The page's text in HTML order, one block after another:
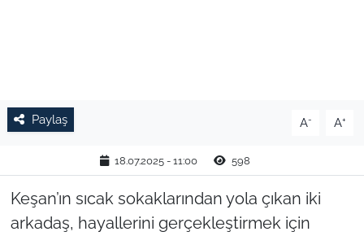
Paylaş A- A+
18.07.2025 - 11:00 598
Keşan’ın sıcak sokaklarından yola çıkan iki
arkadaş, hayallerini gerçekleştirmek için
EDİRNE
TEKİRDAĞ